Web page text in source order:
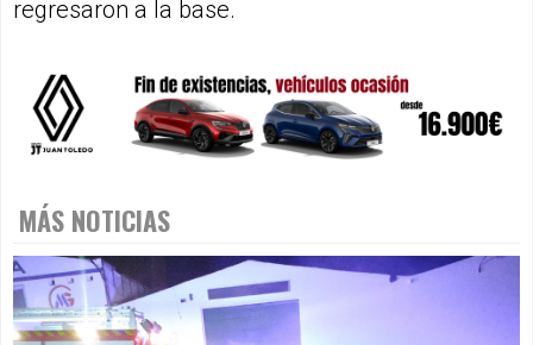
regresaron a la base.
MÁS NOTICIAS